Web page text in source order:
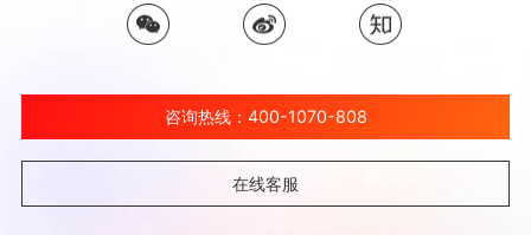
咨询热线：400-1070-808
在线客服